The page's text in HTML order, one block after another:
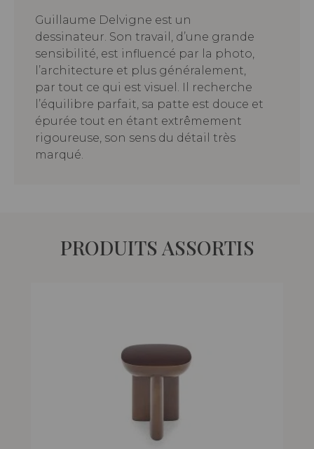
Guillaume Delvigne est un
dessinateur. Son travail, d’une grande
sensibilité, est influencé par la photo,
l’architecture et plus généralement,
par tout ce qui est visuel. Il recherche
l’équilibre parfait, sa patte est douce et
épurée tout en étant extrêmement
rigoureuse, son sens du détail très
marqué.
PRODUITS ASSORTIS